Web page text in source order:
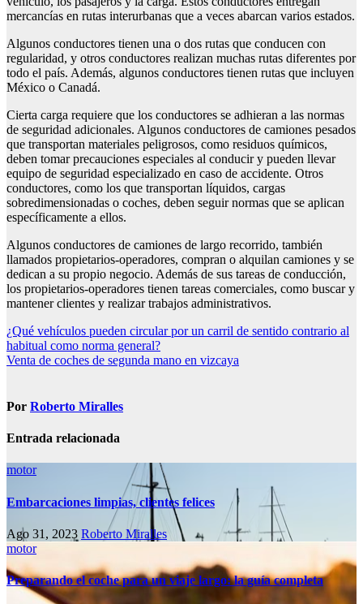
mercancías en rutas interurbanas que a veces abarcan varios estados.
Algunos conductores tienen una o dos rutas que conducen con
regularidad, y otros conductores realizan muchas rutas diferentes por
todo el país. Además, algunos conductores tienen rutas que incluyen
México o Canadá.
Cierta carga requiere que los conductores se adhieran a las normas
de seguridad adicionales. Algunos conductores de camiones pesados
que transportan materiales peligrosos, como residuos químicos,
deben tomar precauciones especiales al conducir y pueden llevar
equipo de seguridad especializado en caso de accidente. Otros
conductores, como los que transportan líquidos, cargas
sobredimensionadas o coches, deben seguir normas que se aplican
específicamente a ellos.
Algunos conductores de camiones de largo recorrido, también
llamados propietarios-operadores, compran o alquilan camiones y se
dedican a su propio negocio. Además de sus tareas de conducción,
los propietarios-operadores tienen tareas comerciales, como buscar y
mantener clientes y realizar trabajos administrativos.
Navegación
de
¿Qué vehículos pueden circular por un carril de sentido contrario al
habitual como norma general?
Venta de coches de segunda mano en vizcaya
Por Roberto Miralles
Entrada relacionada
motor
Embarcaciones limpias, clientes felices
Ago 31, 2023 Roberto Miralles
motor
Preparando el coche para un viaje largo: la guía completa